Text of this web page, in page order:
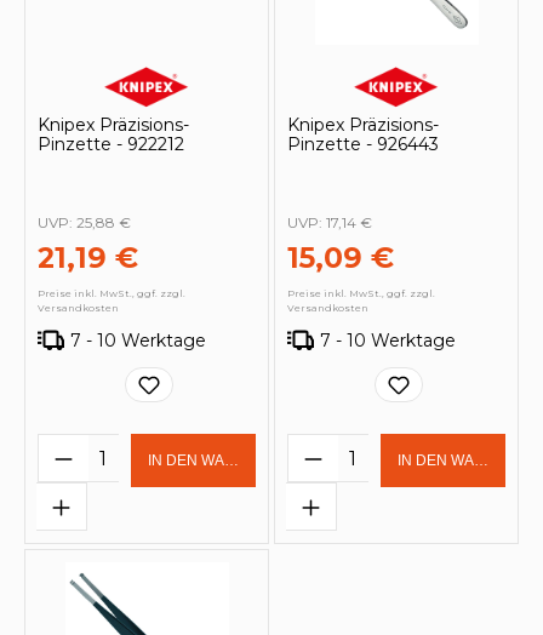
Knipex Präzisions-
Pinzette - 922212
21,19 €
UVP: 25,88 €
Preise inkl. MwSt., ggf. zzgl.
Versandkosten
7 - 10 Werktage
Produkt Anzahl: Gib den
IN DEN WARENKORB
Knipex Präzisions-
Pinzette - 926443
15,09 €
UVP: 17,14 €
Preise inkl. MwSt., ggf. zzgl.
Versandkosten
7 - 10 Werktage
Produkt Anzahl:
IN DEN